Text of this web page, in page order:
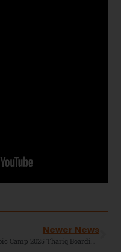
Newer News
Arabic Camp 2025 Thariq Boarding School : Warisi Tsaqafah Ulama Dengan Bahasa Arab dan Akhlak Karimah.